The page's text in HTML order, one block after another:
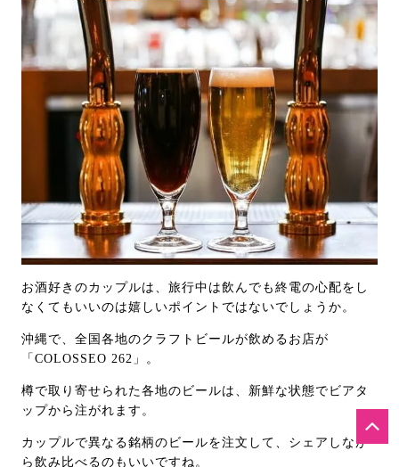
お酒好きのカップルは、旅行中は飲んでも終電の心配をし
なくてもいいのは嬉しいポイントではないでしょうか。
沖縄で、全国各地のクラフトビールが飲めるお店が
「COLOSSEO 262」。
樽で取り寄せられた各地のビールは、新鮮な状態でビアタ
ップから注がれます。
カップルで異なる銘柄のビールを注文して、シェアしなが
ら飲み比べるのもいいですね。